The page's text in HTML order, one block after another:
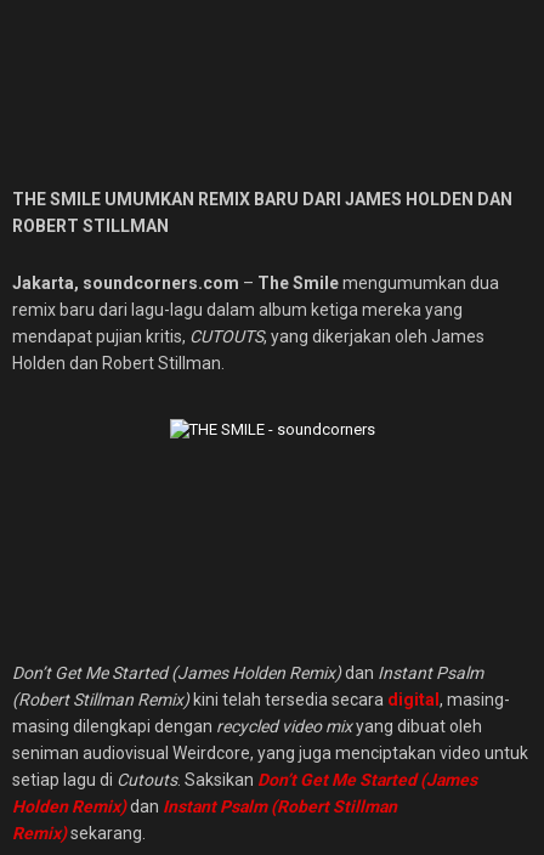
THE SMILE UMUMKAN REMIX BARU DARI JAMES HOLDEN DAN
ROBERT STILLMAN
Jakarta, soundcorners.com – The Smilemengumumkan dua
remix baru dari lagu-lagu dalam album ketiga mereka yang
mendapat pujian kritis, CUTOUTS, yang dikerjakan oleh James
Holden dan Robert Stillman.
Don’t Get Me Started (James Holden Remix)dan Instant Psalm
(Robert Stillman Remix)kini telah tersedia secara digital , masing-
masing dilengkapi dengan recycled video mixyang dibuat oleh
seniman audiovisual Weirdcore, yang juga menciptakan video untuk
setiap lagu di Cutouts. Saksikan Don’t Get Me Started (James
Holden Remix)dan Instant Psalm (Robert Stillman
Remix)sekarang.